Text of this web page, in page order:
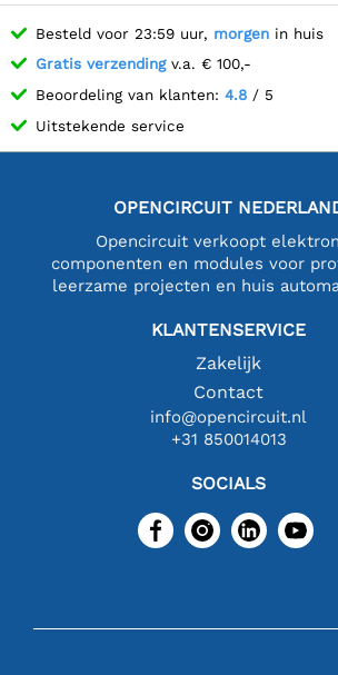
Besteld voor 23:59 uur, morgen in huis
Gratis verzendingv.a. € 100,-
Beoordeling van klanten: 4.8 / 5
Uitstekende service
OPENCIRCUIT
Opencircuit verkoopt
componenten en modules voor
leerzame projecten en huis
KLANTENSERVICE
Zakelijk
Contact
info@opencircuit.nl
+31 850014013
SOCIALS